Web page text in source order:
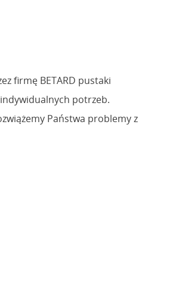
firmę BETARD pustaki
potrzeb.
Państwa problemy z